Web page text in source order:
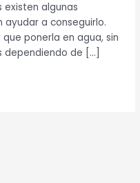
existen algunas
a conseguirlo.
ponerla en agua, sin
dependiendo de […]